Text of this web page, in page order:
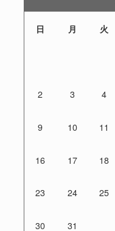
日 月 火
2 3 4
9 10 11
16 17 18
23 24 25
30 31